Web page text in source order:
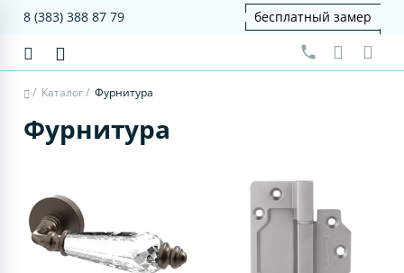
8 (383) 388 87 79 бесплатный замер
/ Каталог/ Фурнитура
Фурнитура